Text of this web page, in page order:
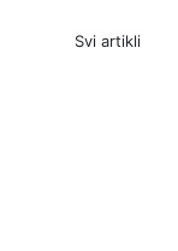
Svi artikli